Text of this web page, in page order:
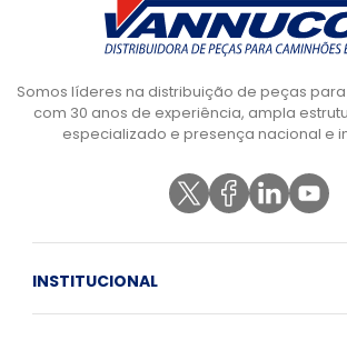
Somos líderes na distribuição de peças
com 30 anos de experiência, ampla
especializado e presença nacional e
INSTITUCIONAL